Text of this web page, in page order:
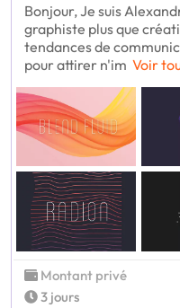
Bonjour, Je suis
graphiste plus que
tendances de
pour attirer n'im Voir
Montant privé
3 jours